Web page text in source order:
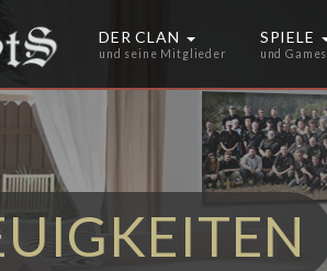
DER CLAN
und seine Mitglieder
SPIELE
und Games